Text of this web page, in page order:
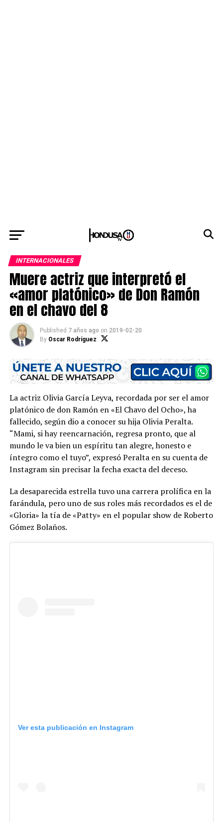
INTERNACIONALES
Muere actriz que interpretó el
«amor platónico» de Don Ramón
en el chavo del 8
Published 7 años ago on 2019-02-20
By Oscar Rodríguez
La actriz Olivia García Leyva, recordada por ser el amor
platónico de don Ramón en «El Chavo del Ocho», ha
fallecido, según dio a conocer su hija Olivia Peralta.
“Mami, si hay reencarnación, regresa pronto, que al
mundo le va bien un espíritu tan alegre, honesto e
íntegro como el tuyo”, expresó Peralta en su cuenta de
Instagram sin precisar la fecha exacta del deceso.
La desaparecida estrella tuvo una carrera prolífica en la
farándula, pero uno de sus roles más recordados es el de
«Gloria» la tía de «Patty» en el popular show de Roberto
Gómez Bolaños.
Ver esta publicación en Instagram